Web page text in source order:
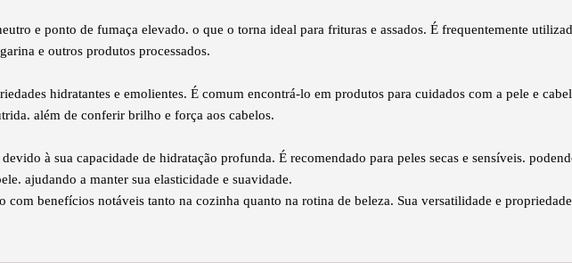
e ponto de fumaça elevado. o que o torna ideal para frituras e assados. É frequentemente
e outros produtos processados.
hidratantes e emolientes. É comum encontrá-lo em produtos para cuidados com a pele e
além de conferir brilho e força aos cabelos.
à sua capacidade de hidratação profunda. É recomendado para peles secas e sensíveis.
ajudando a manter sua elasticidade e suavidade.
benefícios notáveis tanto na cozinha quanto na rotina de beleza. Sua versatilidade e